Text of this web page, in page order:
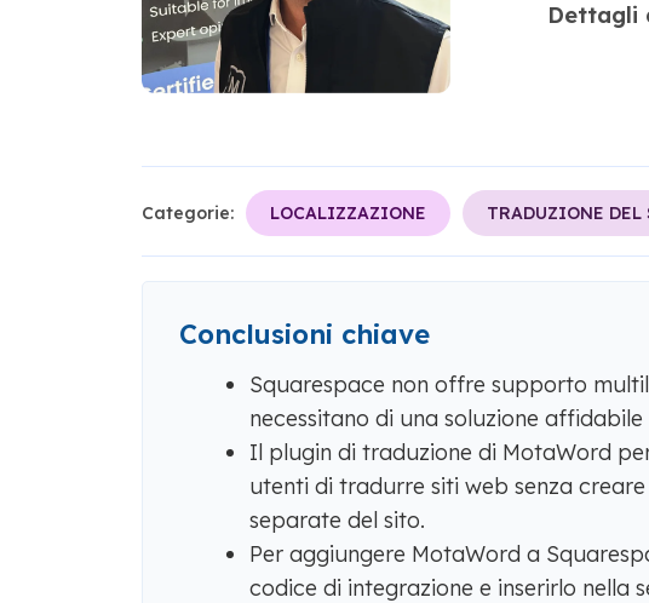
Dettagli
Categorie: LOCALIZZAZIONE TRADUZIONE DEL
Conclusioni chiave
Squarespace non offre supporto
necessitano di una soluzione
Il plugin di traduzione di MotaWord
utenti di tradurre siti web senza
separate del sito.
Per aggiungere MotaWord a
codice di integrazione e inserirlo nella